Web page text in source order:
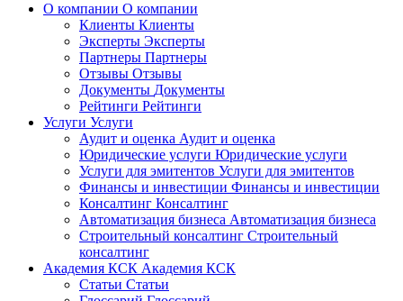
О компании О компании
Клиенты Клиенты
Эксперты Эксперты
Партнеры Партнеры
Отзывы Отзывы
Документы Документы
Рейтинги Рейтинги
Услуги Услуги
Аудит и оценка Аудит и оценка
Юридические услуги Юридические услуги
Услуги для эмитентов Услуги для эмитентов
Финансы и инвестиции Финансы и инвестиции
Консалтинг Консалтинг
Автоматизация бизнеса Автоматизация бизнеса
Строительный консалтинг Строительный
консалтинг
Академия КСК Академия КСК
Статьи Статьи